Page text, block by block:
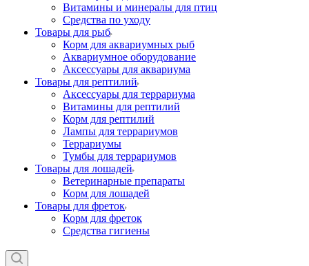
Витамины и минералы для птиц
Средства по уходу
Товары для рыб
Корм для аквариумных рыб
Аквариумное оборудование
Аксессуары для аквариума
Товары для рептилий
Аксессуары для террариума
Витамины для рептилий
Корм для рептилий
Лампы для террариумов
Террариумы
Тумбы для террариумов
Товары для лошадей
Ветеринарные препараты
Корм для лошадей
Товары для фреток
Корм для фреток
Средства гигиены